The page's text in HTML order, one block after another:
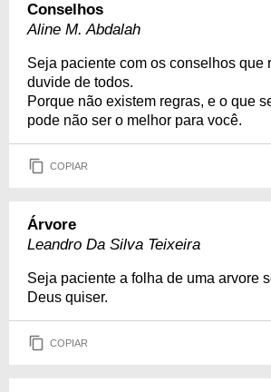
Conselhos
Aline M. Abdalah
Seja paciente com os conselhos que
duvide de todos.
Porque não existem regras, e o que
pode não ser o melhor para você.
COPIAR
Árvore
Leandro Da Silva Teixeira
Seja paciente a folha de uma arvore
Deus quiser.
COPIAR